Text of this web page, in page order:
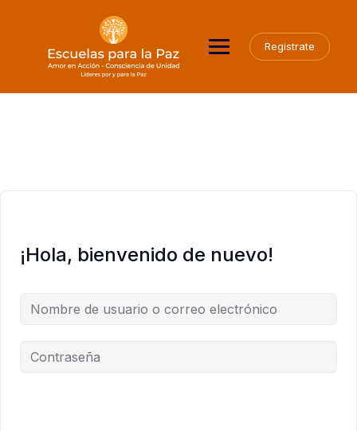
Registrate
¡Hola, bienvenido de nuevo!